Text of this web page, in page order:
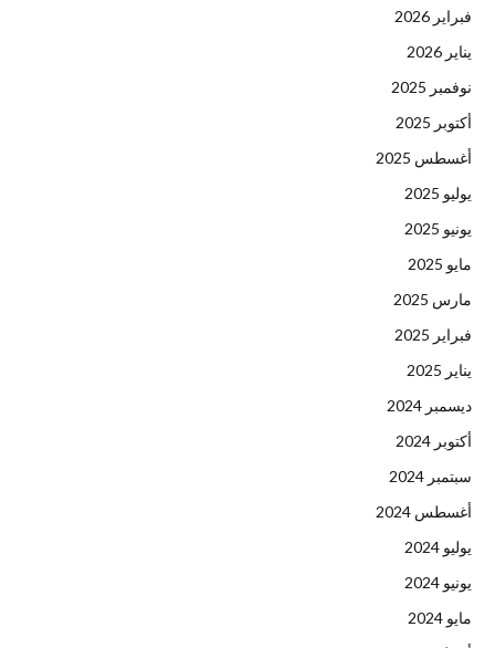
فبراير 2026
يناير 2026
نوفمبر 2025
أكتوبر 2025
أغسطس 2025
يوليو 2025
يونيو 2025
مايو 2025
مارس 2025
فبراير 2025
يناير 2025
ديسمبر 2024
أكتوبر 2024
سبتمبر 2024
أغسطس 2024
يوليو 2024
يونيو 2024
مايو 2024